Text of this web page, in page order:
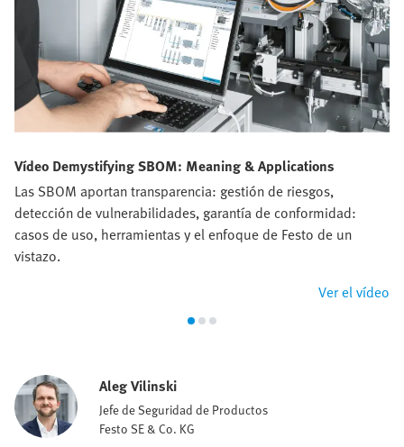
Vídeo Demystifying SBOM: Meaning & Applications
Las SBOM aportan transparencia: gestión de riesgos,
detección de vulnerabilidades, garantía de conformidad:
casos de uso, herramientas y el enfoque de Festo de un
vistazo.
Ver el vídeo
Aleg Vilinski
Jefe de Seguridad de Productos
Festo SE & Co. KG